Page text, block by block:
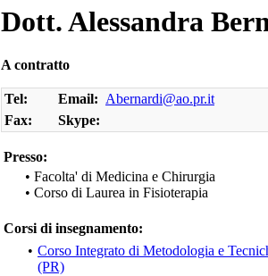
Dott. Alessandra
A contratto
Tel: Email: Abernardi@ao.pr.it
Fax:
Skype:
Presso:
• Facolta' di Medicina e Chirurgia
• Corso di Laurea in Fisioterapia
Corsi di insegnamento:
• Corso Integrato di Metodologia e
(PR)